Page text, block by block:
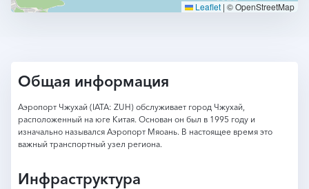
Leaflet | © OpenStreetMap
Общая информация
Аэропорт Чжухай (IATA: ZUH) обслуживает город Чжухай,
расположенный на юге Китая. Основан он был в 1995 году и
изначально назывался Аэропорт Мяоань. В настоящее время это
важный транспортный узел региона.
Инфраструктура